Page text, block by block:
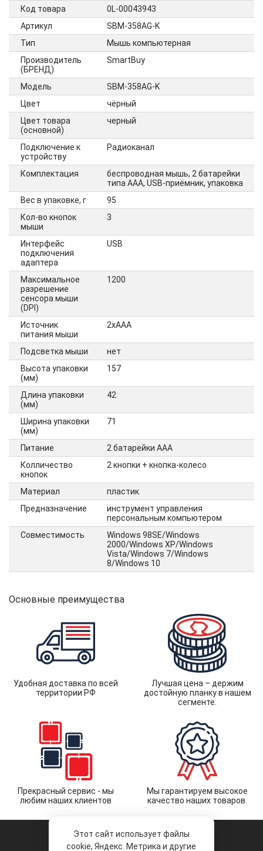
Код товара
0L-00043943
Артикул
SBM-358AG-K
Тип
Мышь компьютерная
Производитель
(БРЕНД)
SmartBuy
Модель
SBM-358AG-K
Цвет
чёрный
Цвет товара
(основной)
черный
Подключение к
устройству
Радиоканал
Комплектация
беспроводная мышь, 2 батарейки
типа AAA, USB-приёмник, упаковка
Вес в упаковке, г
95
Кол-во кнопок
мыши
3
Интерфейс
подключения
адаптера
USB
Максимальное
разрешение
сенсора мыши
(DPI)
1200
Источник
питания мыши
2xAAA
Подсветка мыши
нет
Высота упаковки
(мм)
157
Длина упаковки
(мм)
42
Ширина упаковки
(мм)
71
Питание
2 батарейки ААА
Колличество
кнопок
2 кнопки + кнопка-колесо
Материал
пластик
Предназначение
инструмент управления
персональным компьютером
Совместимость
Windows 98SE/Windows
2000/Windows XP/Windows
Vista/Windows 7/Windows
8/Windows 10
Основные преимущества
Удобная доставка по всей
территории РФ
Лучшая цена – держим
достойную планку в нашем
сегменте.
Прекрасный сервис - мы
любим наших клиентов
Мы гарантируем высокое
качество наших товаров.
Этот сайт использует файлы
cookie, Яндекс. Метрика и другие